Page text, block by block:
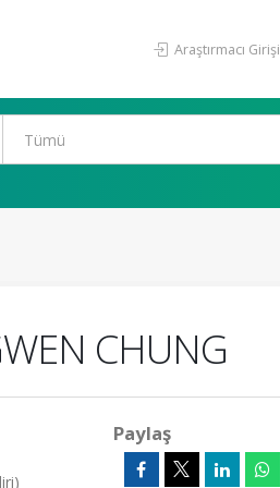
Araştırmacı Girişi
CHUNG
Paylaş